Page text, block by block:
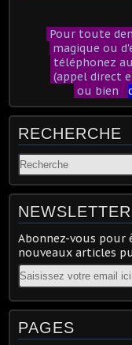
Pour toute
magique ou
téléphonez au
(appel direct
ou bien
RECHERCHE
NEWSLETTER
Abonnez-vous pour
nouveaux articles
Email
PAGES